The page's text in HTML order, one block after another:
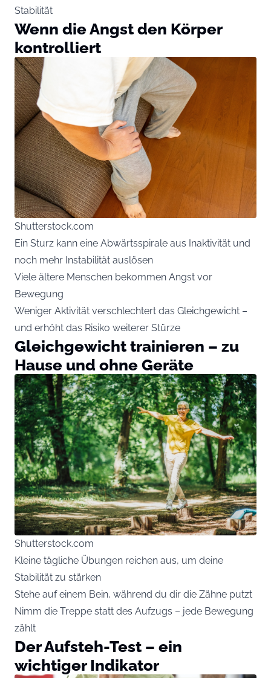
Stabilität
Wenn die Angst den Körper
kontrolliert
Shutterstock.com
Ein Sturz kann eine Abwärtsspirale aus Inaktivität und
noch mehr Instabilität auslösen
Viele ältere Menschen bekommen Angst vor
Bewegung
Weniger Aktivität verschlechtert das Gleichgewicht –
und erhöht das Risiko weiterer Stürze
Gleichgewicht trainieren – zu
Hause und ohne Geräte
Shutterstock.com
Kleine tägliche Übungen reichen aus, um deine
Stabilität zu stärken
Stehe auf einem Bein, während du dir die Zähne putzt
Nimm die Treppe statt des Aufzugs – jede Bewegung
zählt
Der Aufsteh-Test – ein
wichtiger Indikator